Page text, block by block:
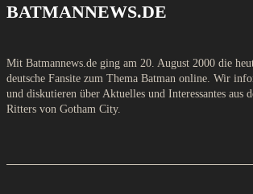
BATMANNEWS.DE
Mit Batmannews.de ging am 20. August 2000 die
deutsche Fansite zum Thema Batman online. Wir
und diskutieren über Aktuelles und Interessantes aus
Ritters von Gotham City.